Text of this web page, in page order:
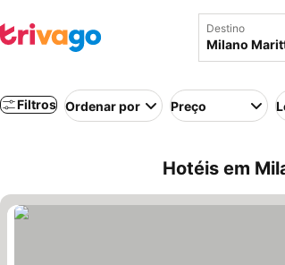
Destino
Filtros Ordenar por Preço
Hotéis em